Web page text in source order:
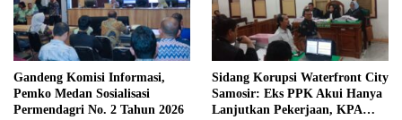
Gandeng Komisi Informasi,
Pemko Medan Sosialisasi
Permendagri No. 2 Tahun 2026
Sidang Korupsi Waterfront City
Samosir: Eks PPK Akui Hanya
Lanjutkan Pekerjaan, KPA